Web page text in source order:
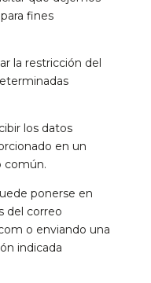
fines
la restricción del
los datos
en un
común.
ponerse en
del correo
o enviando una
indicada